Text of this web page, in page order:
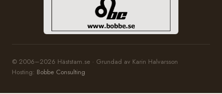
© 2006–2026 Häststam.se · Grundad av Karin Halvarsson
Hosting: Bobbe Consulting